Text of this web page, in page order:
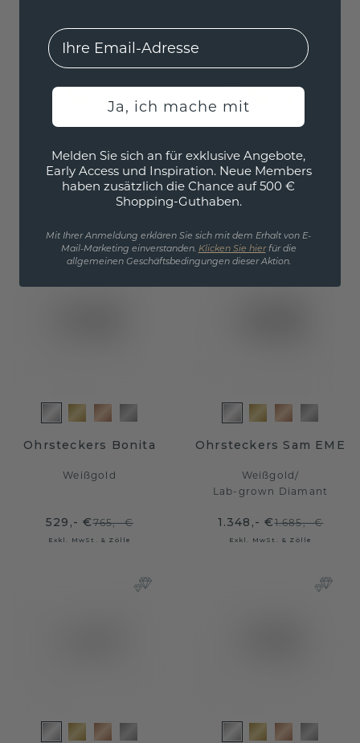
Ohrsteckers Cather
Weißgold/
Lab-grown Diamant
609,- €
Ohrsteckers Jodi
Weißgold
471,20 €
Ohrsteckers Bonita
Weißgold
529,- €765,- €
Exkl. MwSt. & Zölle
Ohrsteckers Sam EME
Weißgold/
Lab-grown Diamant
1.348,- €1.685,- €
Exkl. MwSt. & Zölle
EMail
Ja, ich mache mit
Melden Sie sich an für exklusive Angebote,
Early Access und Inspiration. Neue Members
haben zusätzlich die Chance auf 500 €
Shopping-Guthaben.
Mit Ihrer Anmeldung erklären Sie sich mit dem Erhalt von E-
Mail-Marketing einverstanden. Klicken Sie hierfür die
allgemeinen Geschäftsbedingungen dieser Aktion.